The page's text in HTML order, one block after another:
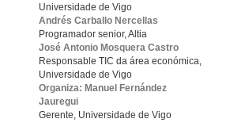
Universidade de Vigo
Andrés Carballo Nercellas
Programador senior, Altia
José Antonio Mosquera Castro
Responsable TIC da área económica,
Universidade de Vigo
Organiza: Manuel Fernández
Jauregui
Gerente, Universidade de Vigo